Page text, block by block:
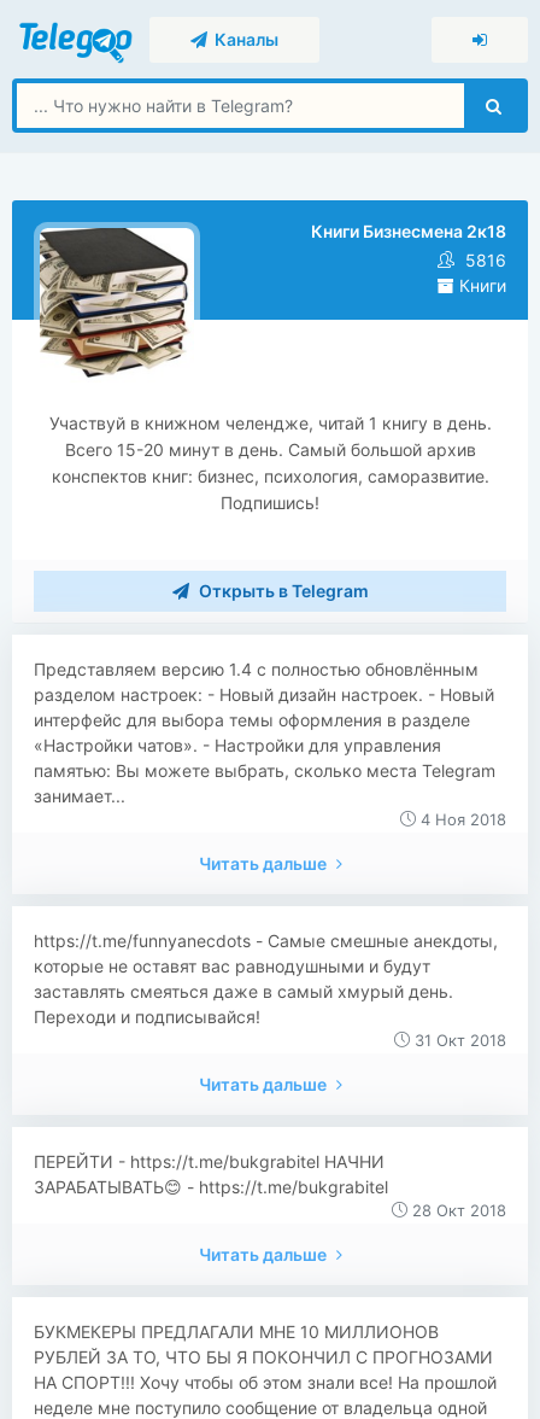
Каналы
Книги Бизнесмена 2к18
5816
Книги
Участвуй в книжном челендже, читай 1 книгу в день.
Всего 15-20 минут в день. Самый большой архив
конспектов книг: бизнес, психология, саморазвитие.
Подпишись!
Открыть в Telegram
Представляем версию 1.4 с полностью обновлённым
разделом настроек: - Новый дизайн настроек. - Новый
интерфейс для выбора темы оформления в разделе
«Настройки чатов». - Настройки для управления
памятью: Вы можете выбрать, сколько места Telegram
занимает...
4 Ноя 2018
Читать дальше
https://t.me/funnyanecdots - Самые смешные анекдоты,
которые не оставят вас равнодушными и будут
заставлять смеяться даже в самый хмурый день.
Переходи и подписывайся!
31 Окт 2018
Читать дальше
ПЕРЕЙТИ - https://t.me/bukgrabitel НАЧНИ
ЗАРАБАТЫВАТЬ😊 - https://t.me/bukgrabitel
28 Окт 2018
Читать дальше
​​БУКМЕКЕРЫ ПРЕДЛАГАЛИ МНЕ 10 МИЛЛИОНОВ
РУБЛЕЙ ЗА ТО, ЧТО БЫ Я ПОКОНЧИЛ С ПРОГНОЗАМИ
НА СПОРТ!!! Хочу чтобы об этом знали все! На прошлой
неделe мне поступило сообщение от владельца одной